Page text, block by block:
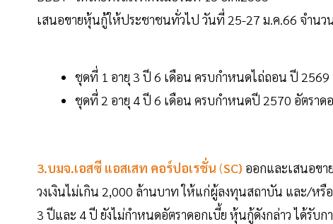
เสนอขายหุ้นกู้ให้ประชาชนทั่วไป วันที่ 25-27 ม.ค.66 จำนว
ชุดที่ 1 อายุ 3 ปี 6 เดือน ครบกำหนดไถ่ถอน ปี
ชุดที่ 2 อายุ 4 ปี 6 เดือน ครบกำหนดปี 2570 อัตราด
3.บมจ.เอสซี แอสเสท คอร์ปอเรชั่น (SC) ออกและเสนอข
วงเงินไม่เกิน 2,000 ล้านบาท ให้แก่ผู้ลงทุนสถาบัน และ/ห
3 ปีและ 4 ปี ยังไม่กำหนดอัตราดอกเบี้ย หุ้นกู้ดังกล่าว ได้รับ